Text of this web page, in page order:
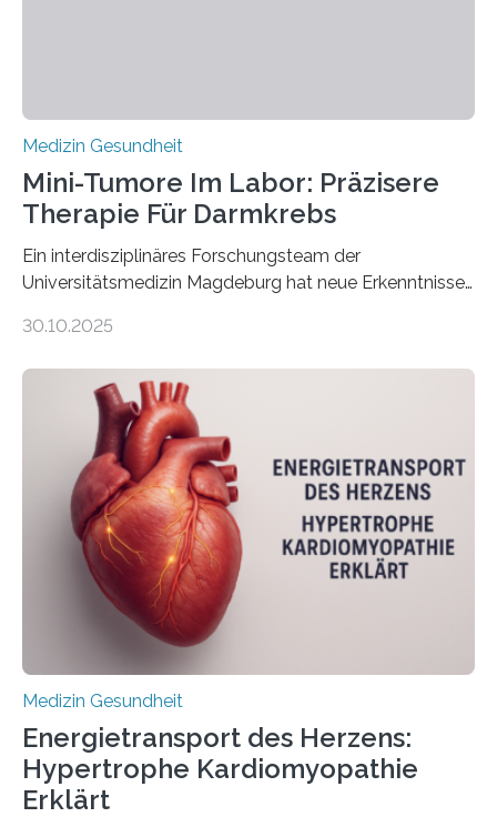
Medizin Gesundheit
Mini-Tumore Im Labor: Präzisere
Therapie Für Darmkrebs
Ein interdisziplinäres Forschungsteam der
Universitätsmedizin Magdeburg hat neue Erkenntnisse
behandelt werden kann. In ihrer aktuellen Studie,
Oncology, zeigen die Forschenden, dass Mini-Tumore
aus Gewebe von Patientinnen und Patienten –
sogenannte Organoide – genutzt werden können, um
vorab zu prüfen, welche Medikamente am besten
wirken. Dabei wurde ein Eiweiß identifiziert, das künftig
als Biomarker für die Wahl der passenden Therapie
dienen könnte. Darmkrebs zählt weltweit zu den
häufigsten Krebsarten und stellt…
30.10.2025
Medizin Gesundheit
Energietransport des Herzens:
Hypertrophe Kardiomyopathie
Erklärt